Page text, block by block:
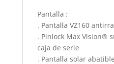
Pantalla :
. Pantalla VZ160
. Pinlock Max Vision®
caja de serie
. Pantalla solar